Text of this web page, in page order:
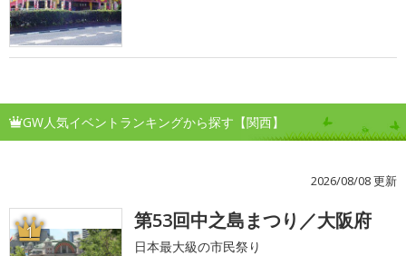
GW人気イベントランキングから探す【関西】
2026/08/08 更新
1 第53回中之島まつり／大阪府
日本最大級の市民祭り